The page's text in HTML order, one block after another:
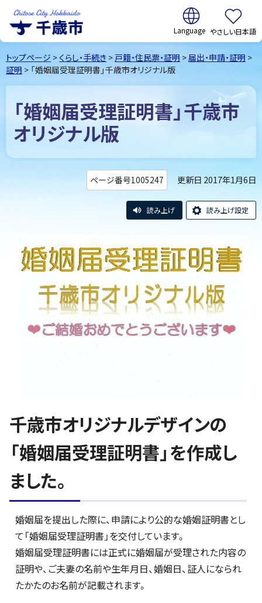
千歳市Chitose
City Hokkaido
翻訳:
やさしい日本語
トップページ > くらし・手続き > 戸籍・住民票・証明 >届出・申請・証明 >
証明 > 「婚姻届受理証明書」千歳市オリジナル版
「婚姻届受理証明書」千歳市
オリジナル版
ページ番号1005247 更新日 2017年1月6日
読み上げ 読み上げ設定
千歳市オリジナルデザインの
「婚姻届受理証明書」を作成し
ました。
婚姻届を提出した際に、申請により公的な婚姻証明書とし
て「婚姻届受理証明書」を交付しています。
婚姻届受理証明書には正式に婚姻届が受理された内容の
証明や、ご夫妻の名前や生年月日、婚姻日、証人になられ
たかたのお名前が記載されます。